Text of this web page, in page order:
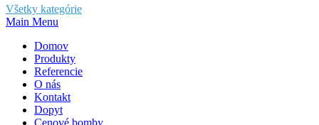
Všetky kategórie
Main Menu
Domov
Produkty
Referencie
O nás
Kontakt
Dopyt
Cenové bomby